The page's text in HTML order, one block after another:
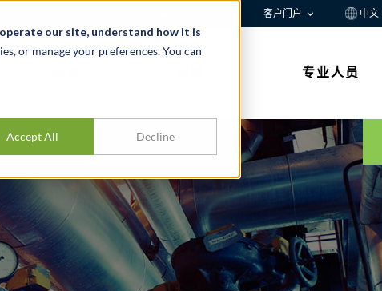
our site, understand how it is
or manage your preferences. You can
Accept All Decline
客户门户 中文
专业人员